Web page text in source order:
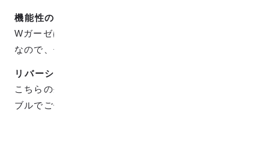
機能性の高いWガーゼ
Wガーゼは吸水・速乾に優れており、やさしい肌触り
なので、子供にもぴったりな生地です。
リバーシブル
こちらの生地は表裏で色が反転しているのでリバーシ
ブルでご使用頂けます。